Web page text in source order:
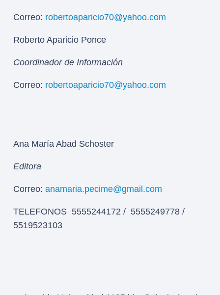
Correo: robertoaparicio70@yahoo.com
Roberto Aparicio Ponce
Coordinador de Información
Correo: robertoaparicio70@yahoo.com
Ana María Abad Schoster
Editora
Correo: anamaria.pecime@gmail.com
TELEFONOS 5555244172 / 5555249778 /
5519523103